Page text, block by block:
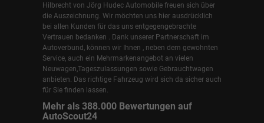
Hilbrecht von Jörg Hudec Automobile freuen sich über
die Auszeichnung. Wir möchten uns hier ausdrücklich
bei allen Kunden für das uns entgegengebrachte
Vertrauen bedanken . Dank unserer Partnerschaft im
Autoverbund, können wir Ihnen , neben dem gewohnten
Service, auch ein Mehrmarkenangebot an vielen
Neuwagen,Tageszulassungen sowie Gebrauchtwagen
anbieten. Das richtige Fahrzeug wird sich da sicher auch
für Sie finden lassen.
Mehr als 388.000 Bewertungen auf
AutoScout24